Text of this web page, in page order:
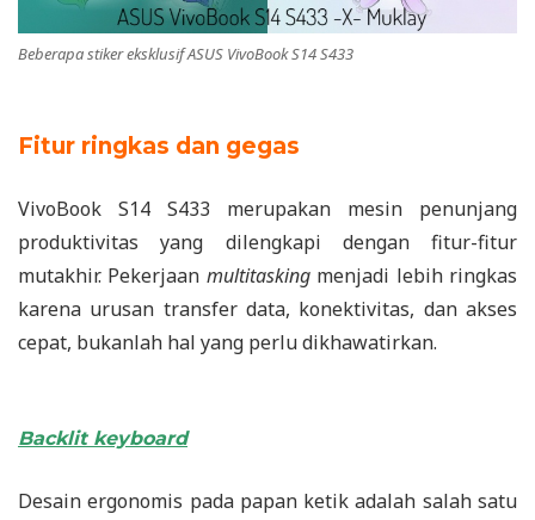
Beberapa stiker eksklusif ASUS VivoBook S14 S433
Fitur ringkas dan gegas
VivoBook S14 S433 merupakan mesin penunjang
produktivitas yang dilengkapi dengan fitur-fitur
mutakhir. Pekerjaan multitaskingmenjadi lebih ringkas
karena urusan transfer data, konektivitas, dan akses
cepat, bukanlah hal yang perlu dikhawatirkan.
Backlit keyboard
Desain ergonomis pada papan ketik adalah salah satu